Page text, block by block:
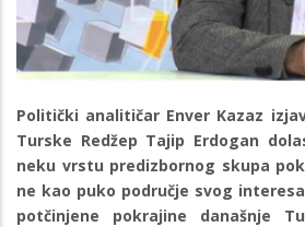
Politički analitičar Enver Kazaz
Turske Redžep Tajip Erdogan
neku vrstu predizbornog skupa
ne kao puko područje svog
potčinjene pokrajine današnje